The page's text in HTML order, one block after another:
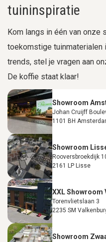
tuininspiratie
Kom langs in één van onze
toekomstige tuinmaterialen
trends, stel je vragen aan
De koffie staat klaar!
Showroom
Johan Cruijff
1101 BH
Showroom
Rooversbroekdijk
2161 LP Lisse
XXL Showroom
Torenvlietslaan 3
2235 SM
Showroom